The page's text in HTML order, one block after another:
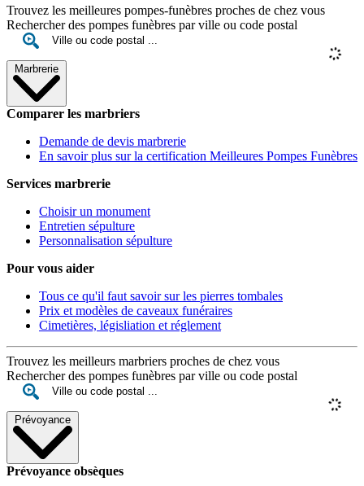
Trouvez les meilleures pompes-funèbres proches de chez vous
Rechercher des pompes funèbres par ville ou code postal
Marbrerie
Comparer les marbriers
Demande de devis marbrerie
En savoir plus sur la certification Meilleures Pompes Funèbres
Services marbrerie
Choisir un monument
Entretien sépulture
Personnalisation sépulture
Pour vous aider
Tous ce qu'il faut savoir sur les pierres tombales
Prix et modèles de caveaux funéraires
Cimetières, législiation et réglement
Trouvez les meilleurs marbriers proches de chez vous
Rechercher des pompes funèbres par ville ou code postal
Prévoyance
Prévoyance obsèques